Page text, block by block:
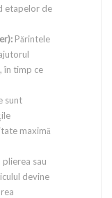
etapelor de
Părintele
în timp ce
sunt
maximă
plierea sau
devine